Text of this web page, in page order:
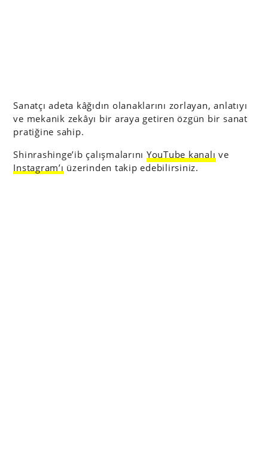
Sanatçı adeta kâğıdın olanaklarını zorlayan, anlatıyı
ve mekanik zekâyı bir araya getiren özgün bir sanat
pratiğine sahip.
Shinrashinge’ib çalışmalarını YouTube kanalı ve
Instagram’ı üzerinden takip edebilirsiniz.